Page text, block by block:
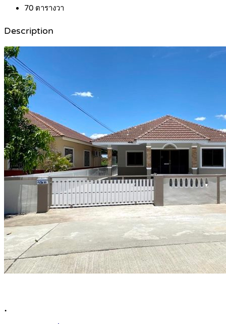
70 ตารางวา
Description
.